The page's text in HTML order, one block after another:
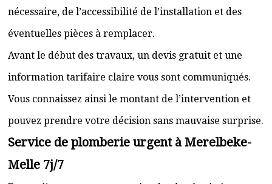
nécessaire, de l’accessibilité de l’installation et des
éventuelles pièces à remplacer.
Avant le début des travaux, un devis gratuit et une
information tarifaire claire vous sont communiqués.
Vous connaissez ainsi le montant de l’intervention et
pouvez prendre votre décision sans mauvaise surprise.
Service de plomberie urgent à Merelbeke-
Melle 7j/7